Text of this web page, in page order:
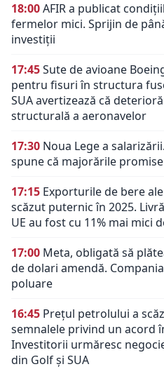
18:00AFIR a publicat
fermelor mici. Sprijin de
investiții
17:45Sute de avioane
pentru fisuri în structura
SUA avertizează că
structurală a aeronavelor
17:30 Noua Lege a
spune că majorările
17:15 Exporturile de bere
scăzut puternic în 2025.
UE au fost cu 11% mai mici
17:00 Meta, obligată să
de dolari amendă.
poluare
16:45 Prețul petrolului a
semnalele privind un acord
Investitorii urmăresc
din Golf și SUA